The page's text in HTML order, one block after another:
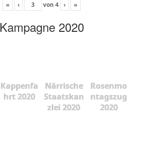
« ‹ von 4 › »
Kampagne 2020
Kappenfa
hrt 2020
Närrische
Staatskan
zlei 2020
Rosenmo
ntagszug
2020